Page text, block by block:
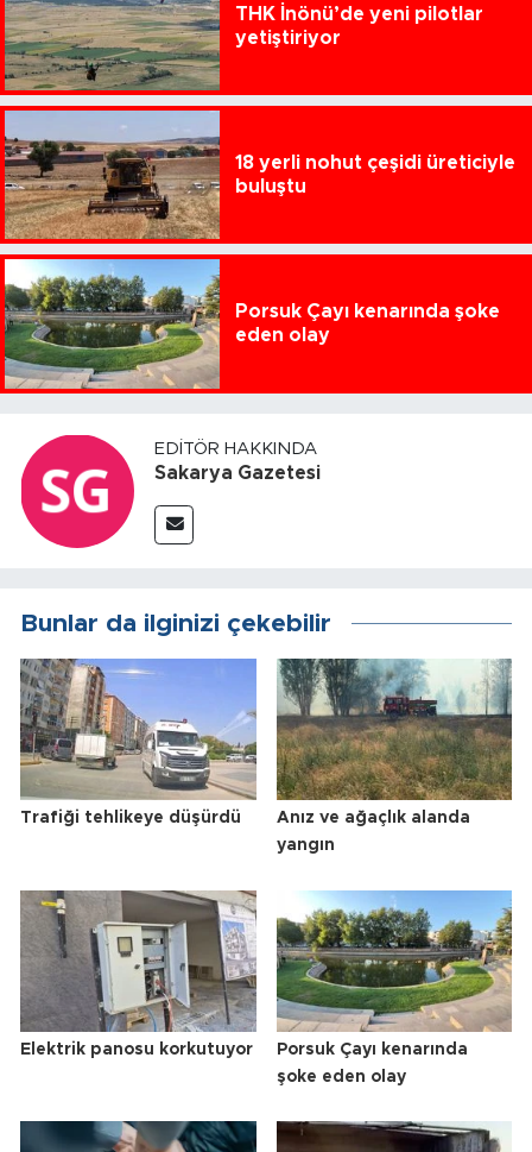
THK İnönü’de yeni pilotlar
yetiştiriyor
18 yerli nohut çeşidi üreticiyle
buluştu
Porsuk Çayı kenarında şoke
eden olay
EDITÖR HAKKINDA
Sakarya Gazetesi
Bunlar da ilginizi çekebilir
Trafiği tehlikeye düşürdü
Anız ve ağaçlık alanda
yangın
Elektrik panosu korkutuyor
Porsuk Çayı kenarında
şoke eden olay